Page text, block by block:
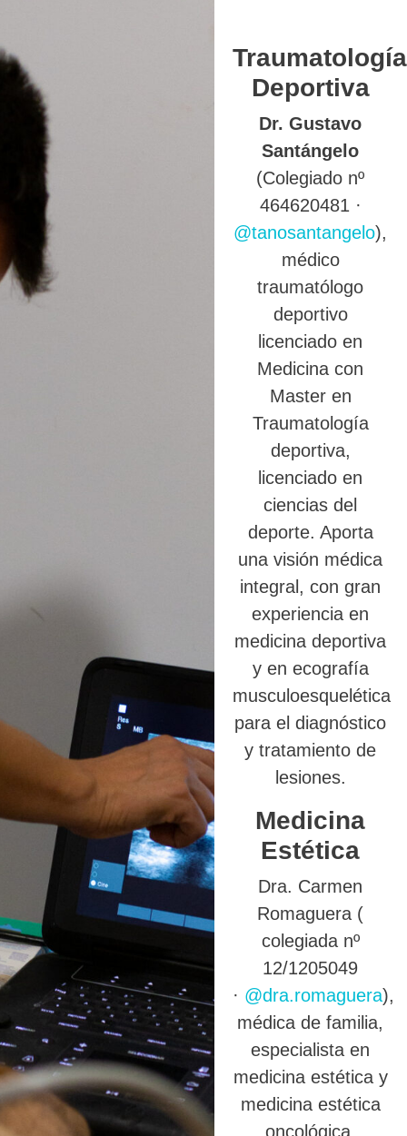
Traumatología
Deportiva
Dr. Gustavo
Santángelo
(Colegiado nº
464620481 ·
@tanosantangelo),
médico
traumatólogo
deportivo
licenciado en
Medicina con
Master en
Traumatología
deportiva,
licenciado en
ciencias del
deporte. Aporta
una visión médica
integral, con gran
experiencia en
medicina deportiva
y en ecografía
musculoesquelética
para el diagnóstico
y tratamiento de
lesiones.
Medicina
Estética
Dra. Carmen
Romaguera (
colegiada nº
12/1205049
· @dra.romaguera),
médica de familia,
especialista en
medicina estética y
medicina estética
oncológica.